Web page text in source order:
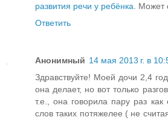
развития речи у ребёнка. Может
Ответить
Анонимный 14 мая 2013 г. в
Здравствуйте! Моей дочи 2,4
она делает, но вот только
т.е., она говорила пару раз
слов таких потяжелее ( не